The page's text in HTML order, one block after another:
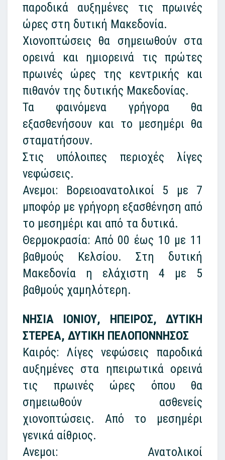
παροδικά αυξημένες τις πρωινές
ώρες στη δυτική Μακεδονία.
Χιονοπτώσεις θα σημειωθούν στα
ορεινά και ημιορεινά τις πρώτες
πρωινές ώρες της κεντρικής και
πιθανόν της δυτικής Μακεδονίας.
Τα φαινόμενα γρήγορα θα
εξασθενήσουν και το μεσημέρι θα
σταματήσουν.
Στις υπόλοιπες περιοχές λίγες
νεφώσεις.
Ανεμοι: Βορειοανατολικοί 5 με 7
μποφόρ με γρήγορη εξασθένηση από
το μεσημέρι και από τα δυτικά.
Θερμοκρασία: Από 00 έως 10 με 11
βαθμούς Κελσίου. Στη δυτική
Μακεδονία η ελάχιστη 4 με 5
βαθμούς χαμηλότερη.
ΝΗΣΙΑ ΙΟΝΙΟΥ, ΗΠΕΙΡΟΣ, ΔΥΤΙΚΗ
ΣΤΕΡΕΑ, ΔΥΤΙΚΗ ΠΕΛΟΠΟΝΝΗΣΟΣ
Καιρός: Λίγες νεφώσεις παροδικά
αυξημένες στα ηπειρωτικά ορεινά
τις πρωινές ώρες όπου θα
σημειωθούν ασθενείς
χιονοπτώσεις. Από το μεσημέρι
γενικά αίθριος.
Ανεμοι: Ανατολικοί